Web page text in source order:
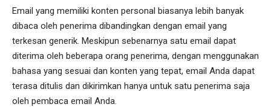
Email yang memiliki konten personal biasanya lebih banyak
dibaca oleh penerima dibandingkan dengan email yang
terkesan generik. Meskipun sebenarnya satu email dapat
diterima oleh beberapa orang penerima, dengan menggunakan
bahasa yang sesuai dan konten yang tepat, email Anda dapat
terasa ditulis dan dikirimkan hanya untuk satu penerima saja
oleh pembaca email Anda.